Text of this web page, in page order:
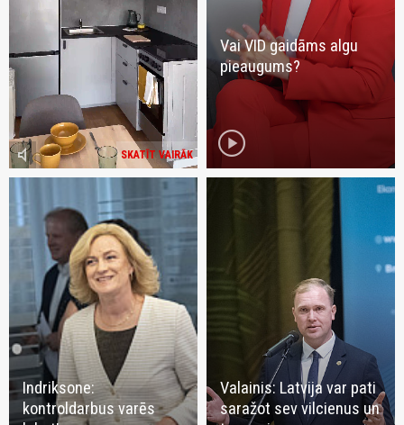
SKATĪT VAIRĀK
volume_mute
Vai VID gaidāms algu
pieaugums?
play_circle
Indriksone:
kontroldarbus varēs
Valainis: Latvija var pati
saražot sev vilcienus un